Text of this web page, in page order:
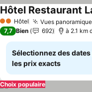
2 Étoiles
Hôtel Vues
Hôtel Restaurant
7,7 Bien 692 à 2.1 km
Sélectionnez des
les prix exacts
Choix populaire